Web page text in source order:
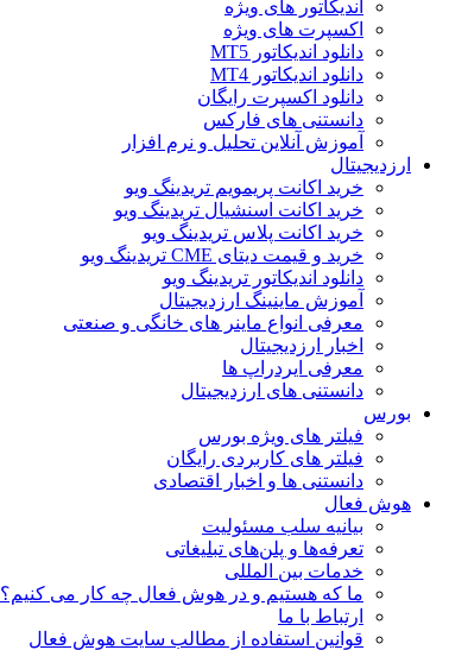
اندیکاتور های ویژه
اکسپرت های ویژه
دانلود اندیکاتور MT5
دانلود اندیکاتور MT4
دانلود اکسپرت رایگان
دانستنی های فارکس
آموزش آنلاین تحلیل و نرم افزار
ارزدیجیتال
خرید اکانت پریمویم تریدینگ ویو
خرید اکانت اسنشیال تریدینگ ویو
خرید اکانت پلاس تریدینگ ویو
خرید و قیمت دیتای CME تریدینگ ویو
دانلود اندیکاتور تریدینگ ویو
آموزش ماینینگ ارزدیجیتال
معرفی انواع ماینر های خانگی و صنعتی
اخبار ارزدیجیتال
معرفی ایردراپ ها
دانستنی های ارزدیجیتال
بورس
فیلتر های ویژه بورس
فیلتر های کاربردی رایگان
دانستنی ها و اخبار اقتصادی
هوش فعال
بیانیه سلب مسئولیت
تعرفه‌ها و پلن‌های تبلیغاتی
خدمات بین المللی
ما که هستیم و در هوش فعال چه کار می کنیم؟
ارتباط با ما
قوانین استفاده از مطالب سایت هوش فعال